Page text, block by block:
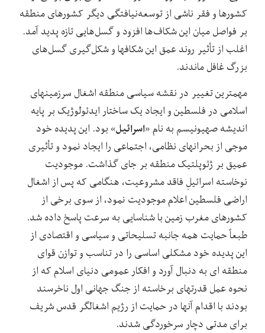
کشورها و فقر ناشی از توسعه‌نیافتگی دیگر کشورهای منطقه
بر فواصل میان این شکاف‌ها افزود و گسل‌هایی تازه پدید آمد.
اغلب از تأثیر روند عمق این شکاف‏ها و شکل‌گیری گسل‌های
بزرگ غافل ماندند.
مهمترین تغییر در نقشه سیاسی منطقه اشغال سرزمین‏های
اسلامی در فلسطین و ایجاد یک ساختار ایدئولوژیک بر پایه
اندیشه صهیونیسم به نام «اسرائیل» بود. این پدیده خود
موجی از بحران‏های نظامی، اجتماعی را ایجاد نمود و تأثیری
عمیق بر ژئوپلتیک منطقه بر جای گذاشت. موجودیت
نوخاسته اسرائیلِ فاقد مشروعیت، هنگامی که پس از اشغال
اراضی فلسطین اعلام موجودیت نمود، از سوی برخی از
کشورهای مغرب زمین با شناسایی به سرعت پاسخ داده شد.
طبعاً حمایت همه‏ جانبه تسلیحاتی و سیاسی و اقتصادی از
این پدیده خود مشکلی اساسی را در تناسب و توازن قوای
منطقه‏ ای به دنبال آورد و افکار عمومی دنیای اسلام که از
نحوه عمل قدرت‏های برخاسته از جنگ جهانی اول ناخرسند
بودند با اقدام آنها در حمایت از رژیم اشغالگر قدس شریف
برای مدتی دچار سرخوردگی شدند.